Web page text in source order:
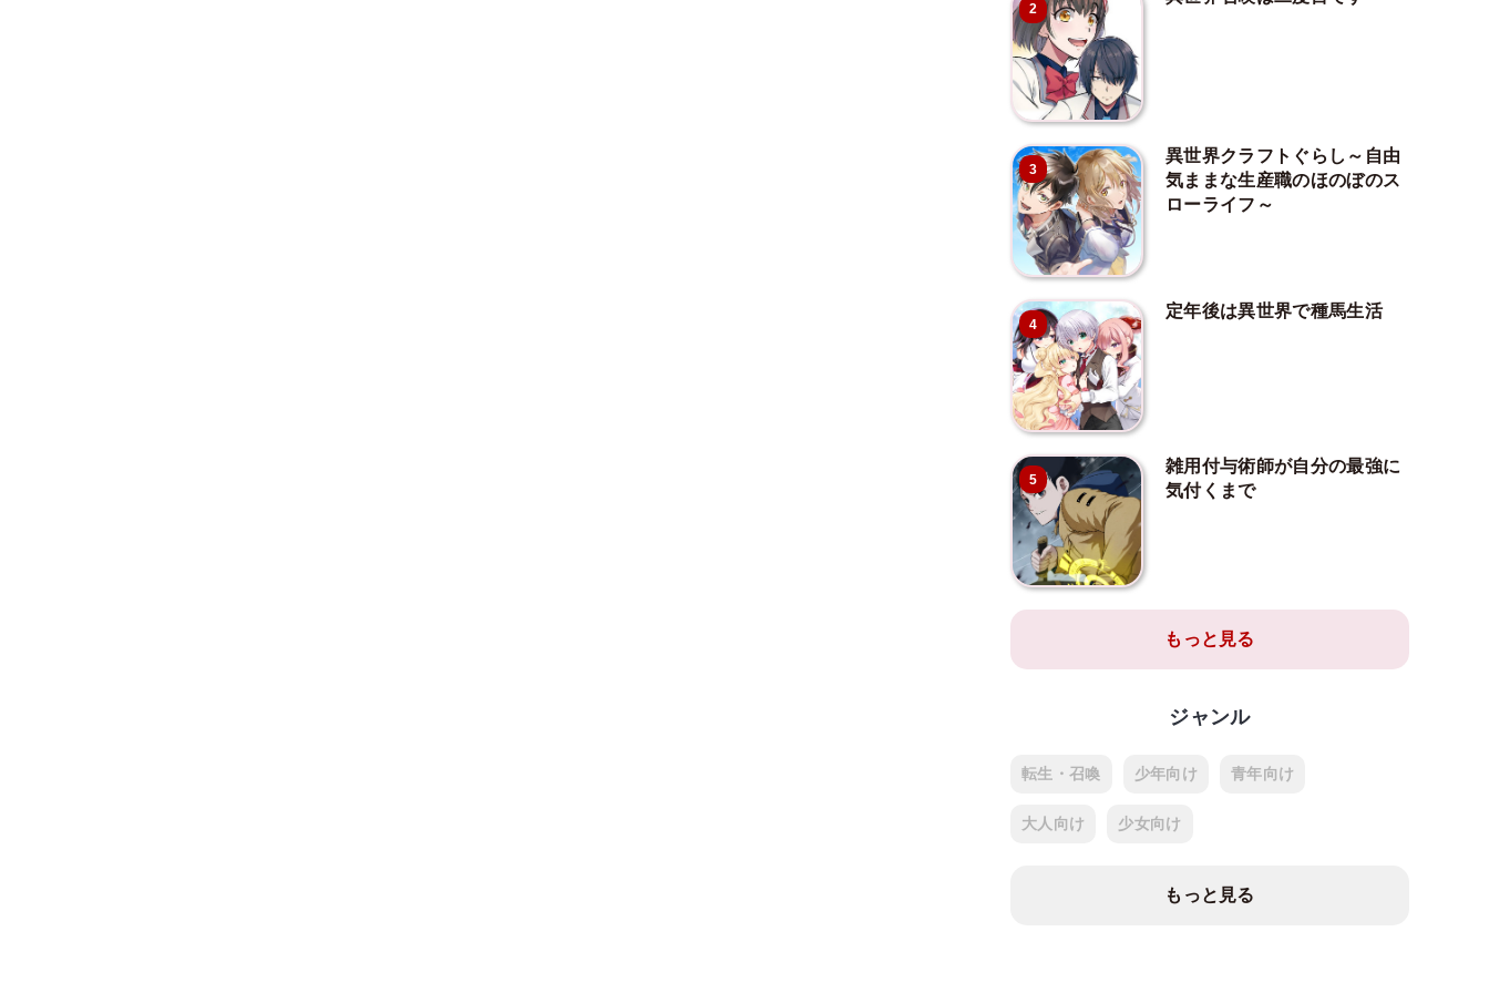
2
3
異世界クラフトぐらし～自由
気ままな生産職のほのぼのス
ローライフ～
4
定年後は異世界で種馬生活
5
雑用付与術師が自分の最強に
気付くまで
もっと見る
ジャンル
転生・召喚 少年向け 青年向け
大人向け 少女向け
もっと見る